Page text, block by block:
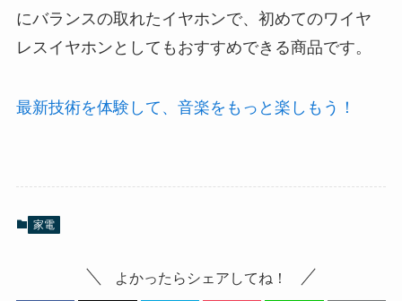
にバランスの取れたイヤホンで、初めてのワイヤ
レスイヤホンとしてもおすすめできる商品です。
最新技術を体験して、音楽をもっと楽しもう！
家電
よかったらシェアしてね！